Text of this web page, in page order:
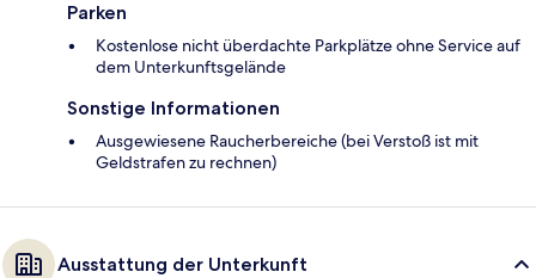
Parken
Kostenlose nicht überdachte Parkplätze ohne Service auf
dem Unterkunftsgelände
Sonstige Informationen
Ausgewiesene Raucherbereiche (bei Verstoß ist mit
Geldstrafen zu rechnen)
Ausstattung der Unterkunft